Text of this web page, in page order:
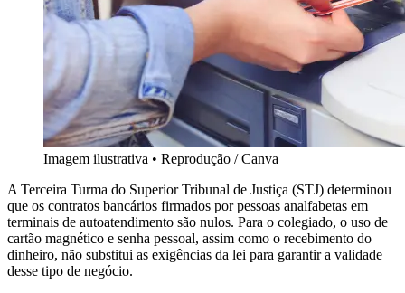
Imagem ilustrativa • Reprodução / Canva
A Terceira Turma do Superior Tribunal de Justiça (STJ) determinou
que os contratos bancários firmados por pessoas analfabetas em
terminais de autoatendimento são nulos. Para o colegiado, o uso de
cartão magnético e senha pessoal, assim como o recebimento do
dinheiro, não substitui as exigências da lei para garantir a validade
desse tipo de negócio.